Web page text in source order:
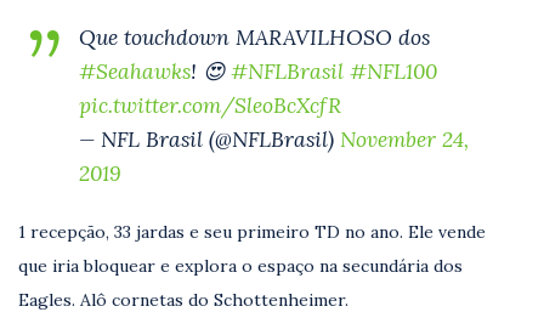
Que touchdown MARAVILHOSO dos
#Seahawks! 😍#NFLBrasil #NFL100
pic.twitter.com/SleoBcXcfR
— NFL Brasil (@NFLBrasil) November 24,
2019
1 recepção, 33 jardas e seu primeiro TD no ano. Ele vende
que iria bloquear e explora o espaço na secundária dos
Eagles. Alô cornetas do Schottenheimer.